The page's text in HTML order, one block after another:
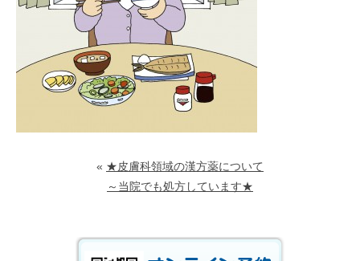
« ★皮膚科領域の漢方薬について
～当院でも処方しています★